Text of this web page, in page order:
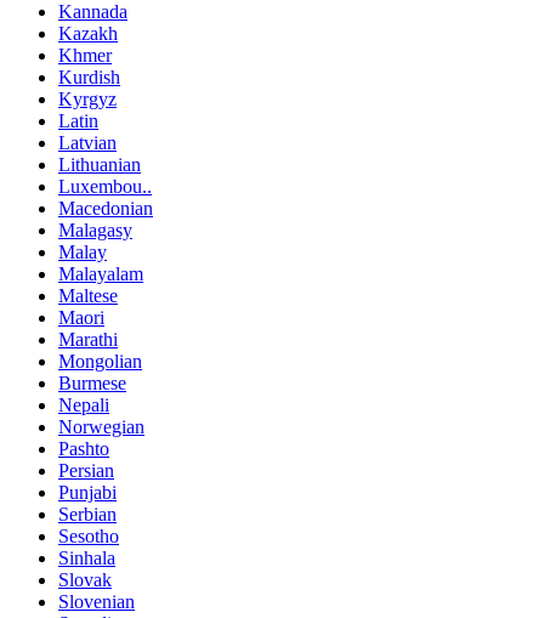
Kannada
Kazakh
Khmer
Kurdish
Kyrgyz
Latin
Latvian
Lithuanian
Luxembou..
Macedonian
Malagasy
Malay
Malayalam
Maltese
Maori
Marathi
Mongolian
Burmese
Nepali
Norwegian
Pashto
Persian
Punjabi
Serbian
Sesotho
Sinhala
Slovak
Slovenian